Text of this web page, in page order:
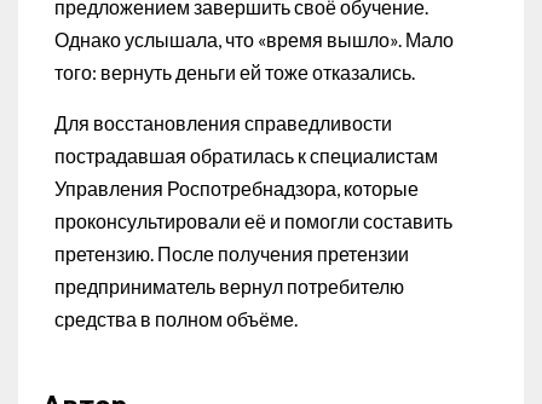
предложением завершить своё обучение.
Однако услышала, что «время вышло». Мало
того: вернуть деньги ей тоже отказались.
Для восстановления справедливости
пострадавшая обратилась к специалистам
Управления Роспотребнадзора, которые
проконсультировали её и помогли составить
претензию. После получения претензии
предприниматель вернул потребителю
средства в полном объёме.